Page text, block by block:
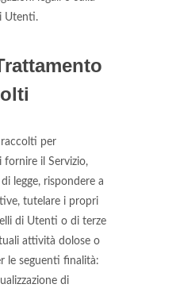
Utenti.
raccolti per
fornire il Servizio,
legge, rispondere a
tutelare i propri
di Utenti o di terze
attività dolose o
le seguenti finalità:
di